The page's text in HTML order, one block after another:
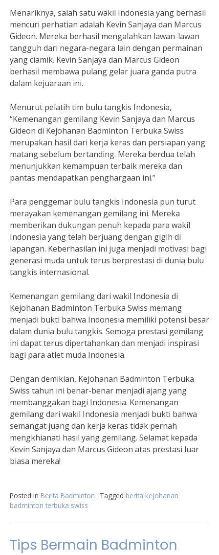
Menariknya, salah satu wakil Indonesia yang berhasil
mencuri perhatian adalah Kevin Sanjaya dan Marcus
Gideon. Mereka berhasil mengalahkan lawan-lawan
tangguh dari negara-negara lain dengan permainan
yang ciamik. Kevin Sanjaya dan Marcus Gideon
berhasil membawa pulang gelar juara ganda putra
dalam kejuaraan ini.
Menurut pelatih tim bulu tangkis Indonesia,
“Kemenangan gemilang Kevin Sanjaya dan Marcus
Gideon di Kejohanan Badminton Terbuka Swiss
merupakan hasil dari kerja keras dan persiapan yang
matang sebelum bertanding. Mereka berdua telah
menunjukkan kemampuan terbaik mereka dan
pantas mendapatkan penghargaan ini.”
Para penggemar bulu tangkis Indonesia pun turut
merayakan kemenangan gemilang ini. Mereka
memberikan dukungan penuh kepada para wakil
Indonesia yang telah berjuang dengan gigih di
lapangan. Keberhasilan ini juga menjadi motivasi bagi
generasi muda untuk terus berprestasi di dunia bulu
tangkis internasional.
Kemenangan gemilang dari wakil Indonesia di
Kejohanan Badminton Terbuka Swiss memang
menjadi bukti bahwa Indonesia memiliki potensi besar
dalam dunia bulu tangkis. Semoga prestasi gemilang
ini dapat terus dipertahankan dan menjadi inspirasi
bagi para atlet muda Indonesia.
Dengan demikian, Kejohanan Badminton Terbuka
Swiss tahun ini benar-benar menjadi ajang yang
membanggakan bagi Indonesia. Kemenangan
gemilang dari wakil Indonesia menjadi bukti bahwa
semangat juang dan kerja keras tidak pernah
mengkhianati hasil yang gemilang. Selamat kepada
Kevin Sanjaya dan Marcus Gideon atas prestasi luar
biasa mereka!
Posted in Berita Badminton Tagged berita kejohanan
badminton terbuka swiss
Tips Bermain Badminton